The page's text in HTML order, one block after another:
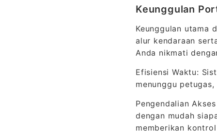
Keunggulan
Keunggulan utama
alur kendaraan
Anda nikmati
Efisiensi Waktu:
menunggu
Pengendalian
dengan mudah
memberikan